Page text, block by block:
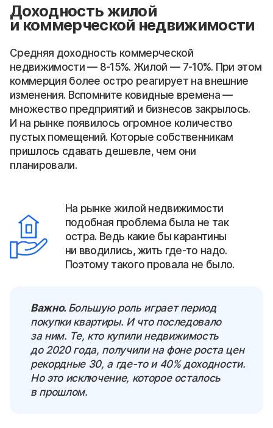
Доходность жилой
и коммерческой недвижимости
Средняя доходность коммерческой
недвижимости — 8-15%. Жилой — 7-10%. При этом
коммерция более остро реагирует на внешние
изменения. Вспомните ковидные времена —
множество предприятий и бизнесов закрылось.
И на рынке появилось огромное количество
пустых помещений. Которые собственникам
пришлось сдавать дешевле, чем они
планировали.
На рынке жилой недвижимости
подобная проблема была не так
остра. Ведь какие бы карантины
ни вводились, жить где-то надо.
Поэтому такого провала не было.
Важно. Большую роль играет период
покупки квартиры. И что последовало
за ним. Те, кто купили недвижимость
до 2020 года, получили на фоне роста цен
рекордные 30, а где-то и 40% доходности.
Но это исключение, которое осталось
в прошлом.